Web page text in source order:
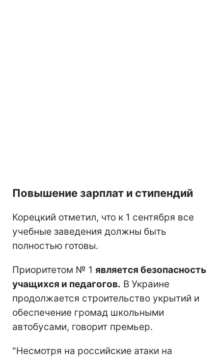
Повышение зарплат и стипендий
Корецкий отметил, что к 1 сентября все
учебные заведения должны быть
полностью готовы.
Приоритетом № 1 является безопасность
учащихся и педагогов. В Украине
продолжается строительство укрытий и
обеспечение громад школьными
автобусами, говорит премьер.
"Несмотря на российские атаки на